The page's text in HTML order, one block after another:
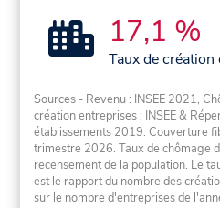
17,1 %
Taux de
Sources - Revenu : INSEE 2021,
création entreprises : INSEE &
établissements 2019. Couverture
trimestre 2026. Taux de chômage
recensement de la population. Le
est le rapport du nombre des
sur le nombre d'entreprises de